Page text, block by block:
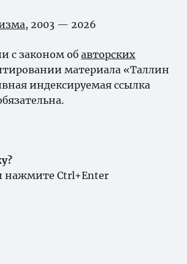
, 2003 — 2026
с законом об авторских
материала «Таллин
индексируемая ссылка
нажмите Ctrl+Enter